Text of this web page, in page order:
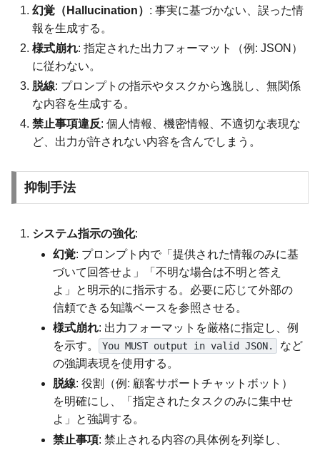
幻覚（Hallucination） : 事実に基づかない、誤った情
報を生成する。
様式崩れ: 指定された出力フォーマット（例: JSON）
に従わない。
脱線: プロンプトの指示やタスクから逸脱し、無関係
な内容を生成する。
禁止事項違反: 個人情報、機密情報、不適切な表現な
ど、出力が許されない内容を含んでしまう。
抑制手法
システム指示の強化:
幻覚: プロンプト内で「提供された情報のみに基
づいて回答せよ」「不明な場合は不明と答え
よ」と明示的に指示する。必要に応じて外部の
信頼できる知識ベースを参照させる。
様式崩れ: 出力フォーマットを厳格に指定し、例
を示す。
You MUST output in valid JSON.
など
の強調表現を使用する。
脱線: 役割（例: 顧客サポートチャットボット）
を明確にし、「指定されたタスクのみに集中せ
よ」と強調する。
禁止事項: 禁止される内容の具体例を列挙し、